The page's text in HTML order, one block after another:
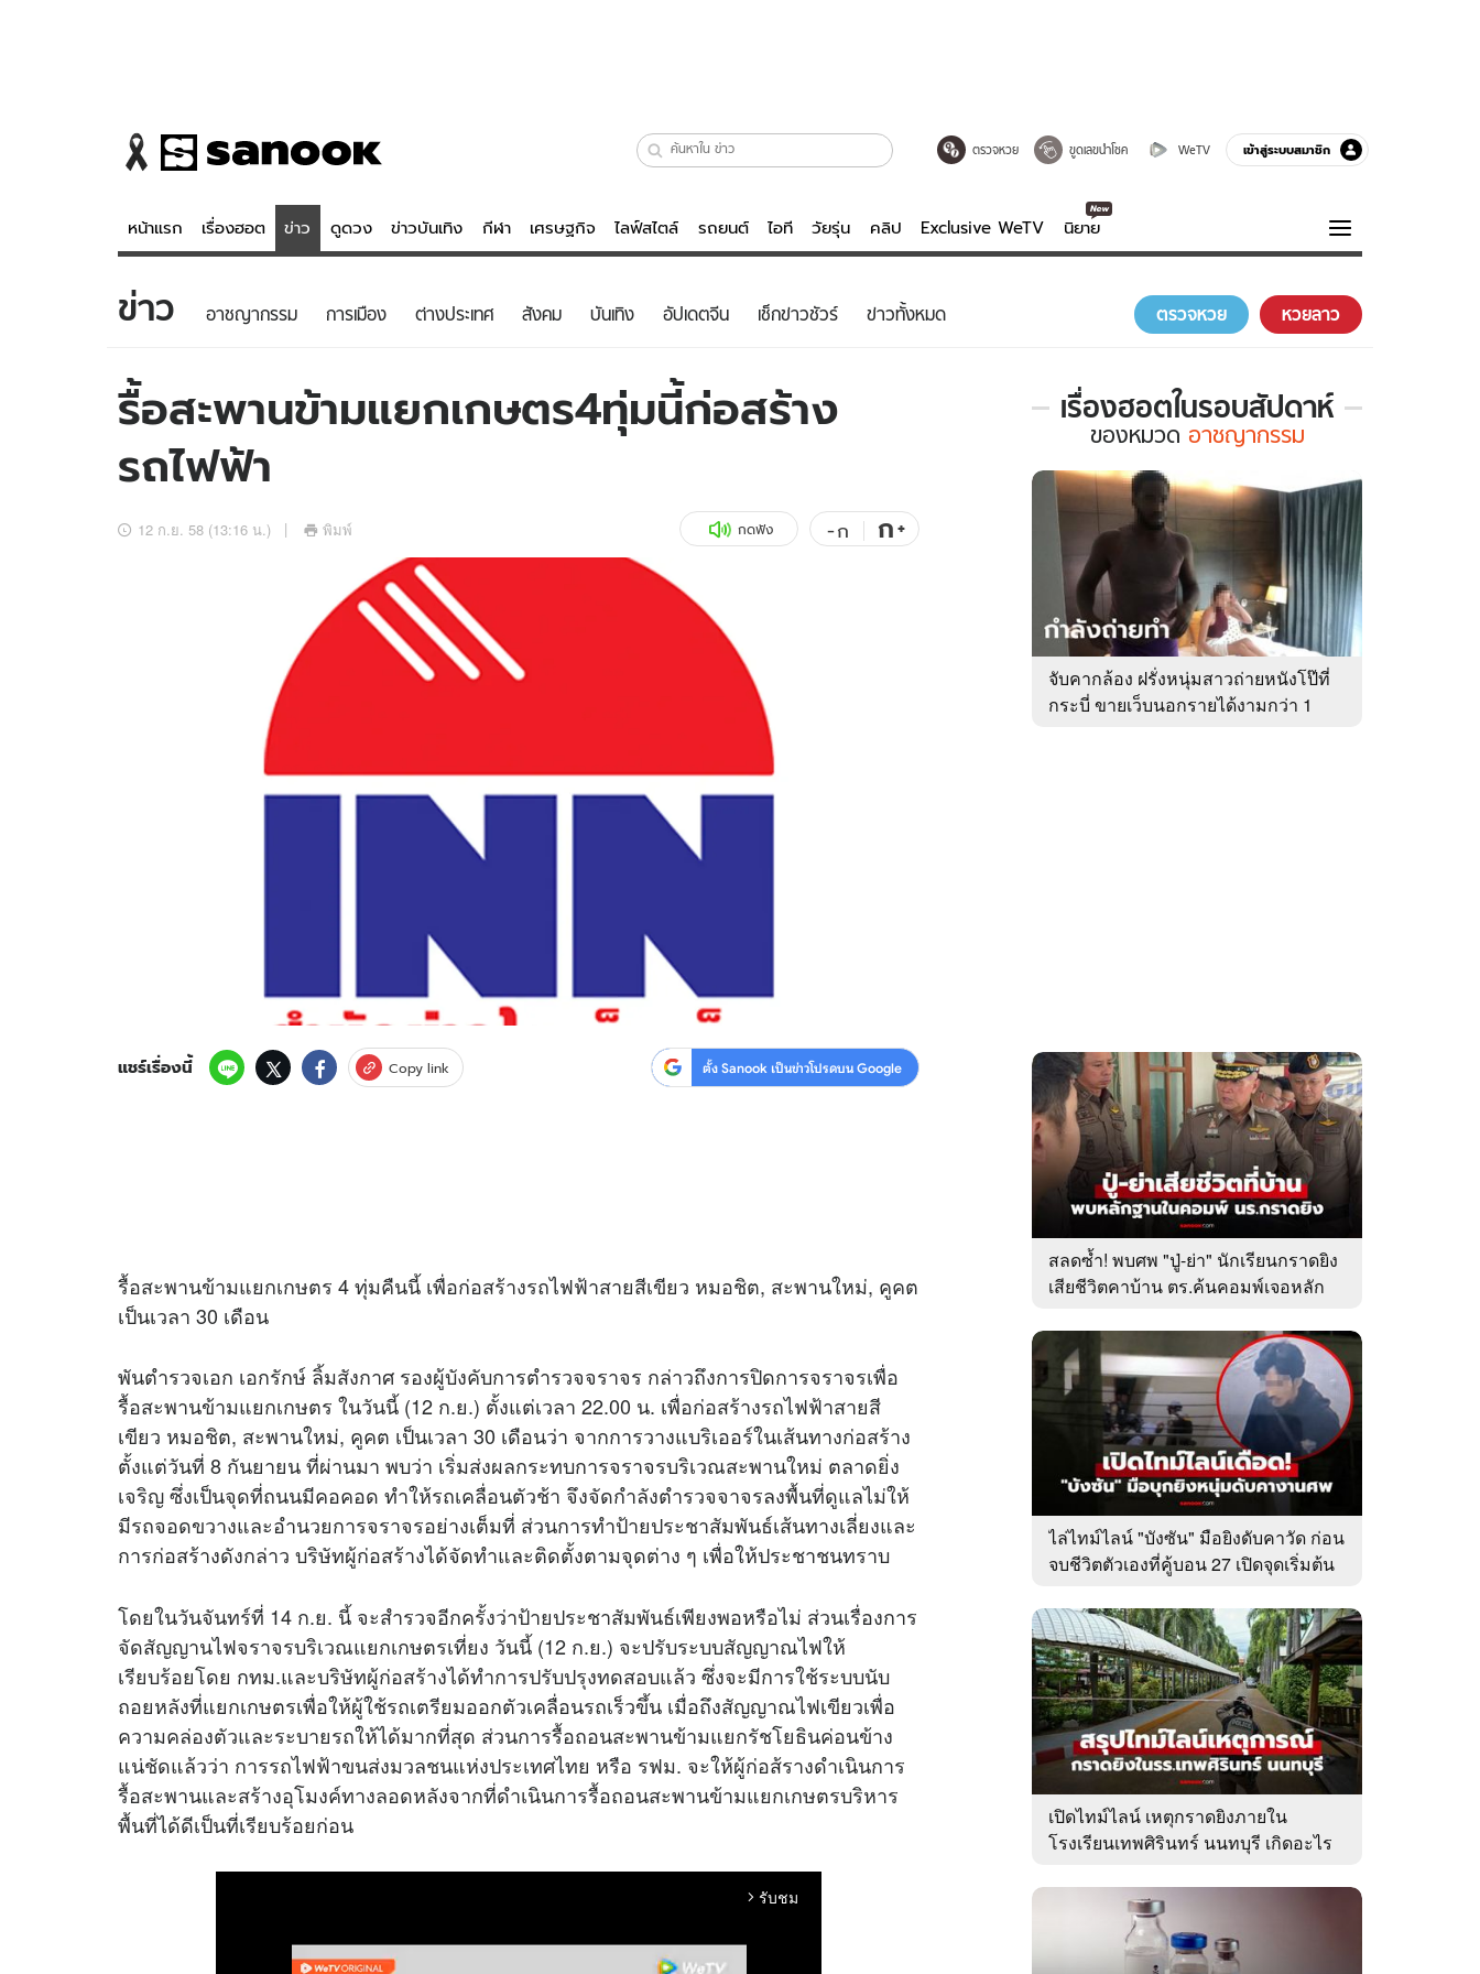
ตรวจหวย ขูดเลขนำโชค WeTV เข้าสู่ระบบสมาชิก
หน้าแรก เรื่องฮอต ข่าว ดูดวง ข่าวบันเทิง กีฬา เศรษฐกิจ ไลฟ์สไตล์ รถยนต์ ไอที วัยรุ่น คลิป Exclusive WeTV นิยาย
ข่าว
ข่าวบันเทิง
ข่าวกีฬา
อัปเดตจีน
ดูดวง - ตรวจหวย
สถิติหวยไทย
ไลฟ์สไตล์
ผู้ชาย
วัยรุ่น
สุขภาพ
เที่ยว-กิน
Tasteful Thailand
Sanook Choice
บันเทิงครบรส
ดูทีวี
ความรู้รอบตัว
ฮาวทู
ดาวน์โหลดสนุกแอปฟรี
บริษัท อิมเมจ ฟิวเจอร์ (ประเทศไทย) จำกัด
ข่าว อาชญากรรม การเมือง ต่างประเทศ สังคม บันเทิง อัปเดตจีน เช็กข่าวชัวร์ ข่าวทั้งหมด ตรวจหวย หวยลาว
รื้อสะพานข้ามแยกเกษตร4ทุ่มนี้ก่อสร้าง
รถไฟฟ้า
12 ก.ย. 58 (13:16 น.) พิมพ์ กดฟัง -ก ก+
แชร์เรื่องนี้ Copy link ตั้ง Sanook เป็นข่าวโปรดบน Google
รื้อสะพานข้ามแยกเกษตร 4 ทุ่มคืนนี้ เพื่อก่อสร้างรถไฟฟ้าสายสีเขียว หมอชิต, สะพานใหม่, คูคต
เป็นเวลา 30 เดือน
พันตำรวจเอก เอกรักษ์ ลิ้มสังกาศ รองผู้บังคับการตำรวจจราจร กล่าวถึงการปิดการจราจรเพื่อ
รื้อสะพานข้ามแยกเกษตร ในวันนี้ (12 ก.ย.) ตั้งแต่เวลา 22.00 น. เพื่อก่อสร้างรถไฟฟ้าสายสี
เขียว หมอชิต, สะพานใหม่, คูคต เป็นเวลา 30 เดือนว่า จากการวางแบริเออร์ในเส้นทางก่อสร้าง
ตั้งแต่วันที่ 8 กันยายน ที่ผ่านมา พบว่า เริ่มส่งผลกระทบการจราจรบริเวณสะพานใหม่ ตลาดยิ่ง
เจริญ ซึ่งเป็นจุดที่ถนนมีคอคอด ทำให้รถเคลื่อนตัวช้า จึงจัดกำลังตำรวจจาจรลงพื้นที่ดูแลไม่ให้
มีรถจอดขวางและอำนวยการจราจรอย่างเต็มที่ ส่วนการทำป้ายประชาสัมพันธ์เส้นทางเลี่ยงและ
การก่อสร้างดังกล่าว บริษัทผู้ก่อสร้างได้จัดทำและติดตั้งตามจุดต่าง ๆ เพื่อให้ประชาชนทราบ
โดยในวันจันทร์ที่ 14 ก.ย. นี้ จะสำรวจอีกครั้งว่าป้ายประชาสัมพันธ์เพียงพอหรือไม่ ส่วนเรื่องการ
จัดสัญญานไฟจราจรบริเวณแยกเกษตรเที่ยง วันนี้ (12 ก.ย.) จะปรับระบบสัญญาณไฟให้
เรียบร้อยโดย กทม.และบริษัทผู้ก่อสร้างได้ทำการปรับปรุงทดสอบแล้ว ซึ่งจะมีการใช้ระบบนับ
ถอยหลังที่แยกเกษตรเพื่อให้ผู้ใช้รถเตรียมออกตัวเคลื่อนรถเร็วขึ้น เมื่อถึงสัญญาณไฟเขียวเพื่อ
ความคล่องตัวและระบายรถให้ได้มากที่สุด ส่วนการรื้อถอนสะพานข้ามแยกรัชโยธินค่อนข้าง
แน่ชัดแล้วว่า การรถไฟฟ้าขนส่งมวลชนแห่งประเทศไทย หรือ รฟม. จะให้ผู้ก่อส้รางดำเนินการ
รื้อสะพานและสร้างอุโมงค์ทางลอดหลังจากที่ดำเนินการรื้อถอนสะพานข้ามแยกเกษตรบริหาร
พื้นที่ได้ดีเป็นที่เรียบร้อยก่อน
arrow_forward_ios รับชม
เรื่องฮอตในรอบสัปดาห์
เรื่อง
ใน
รอบ
สัปดาห์
หมวด
อาชญากรรม
ของหมวด อาชญากรรม
จับคากล้อง ฝรั่งหนุ่มสาวถ่ายหนังโป๊ที่
กระบี่ ขายเว็บนอกรายได้งามกว่า 1
สลดซ้ำ! พบศพ "ปู่-ย่า" นักเรียนกราดยิง
เสียชีวิตคาบ้าน ตร.ค้นคอมพ์เจอหลัก
ไล่ไทม์ไลน์ "บังซัน" มือยิงดับคาวัด ก่อน
จบชีวิตตัวเองที่คู้บอน 27 เปิดจุดเริ่มต้น
เปิดไทม์ไลน์ เหตุกราดยิงภายใน
โรงเรียนเทพศิรินทร์ นนทบุรี เกิดอะไร